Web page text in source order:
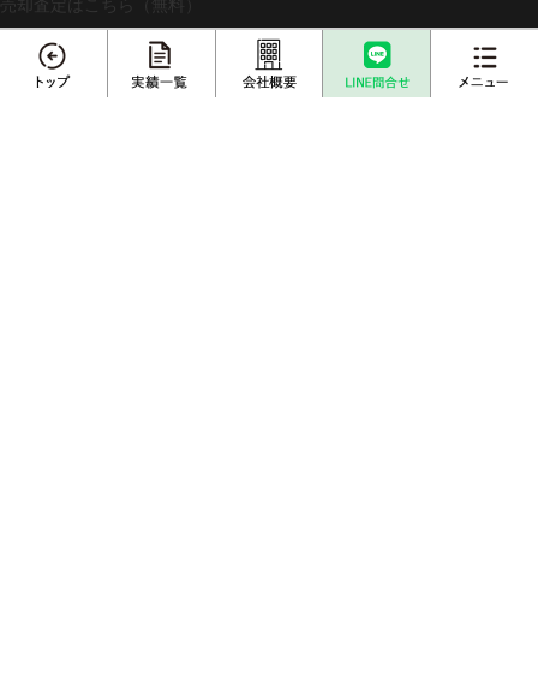
栃木エリアから不動産売却実績を探す
栃木県 宇都宮市 鹿沼市 下野市
売却査定はこちら（無料）